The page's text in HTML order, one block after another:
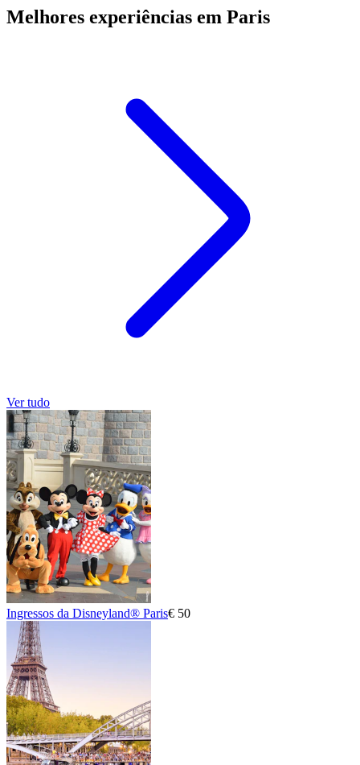
Melhores experiências em Paris
Ver tudo
Ingressos da Disneyland® Paris€ 50